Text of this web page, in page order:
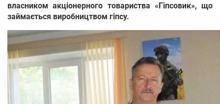
власником акціонерного товариства «Гіпсовик», що
займається виробництвом гіпсу.